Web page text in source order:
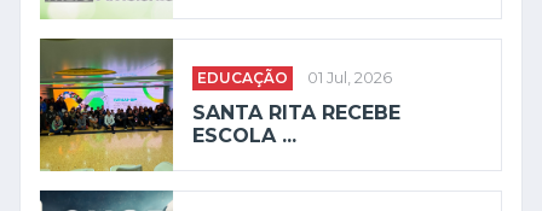
EDUCAÇÃO 01 Jul, 2026
SANTA RITA RECEBE
ESCOLA ...